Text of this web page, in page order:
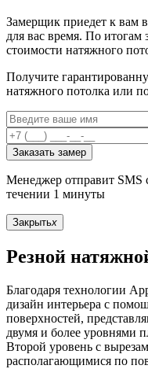
Замерщик приедет к вам
для вас время. По итогам
стоимости натяжного
Получите
натяжного потолка или
Заказать замер
Менеджер отправит SMS
течении 1 минуты
Закрытьx
Резной
Благодаря технологии
дизайн интерьера с
поверхностей,
двумя и более уровнями
Второй уровень с
располагающимися по